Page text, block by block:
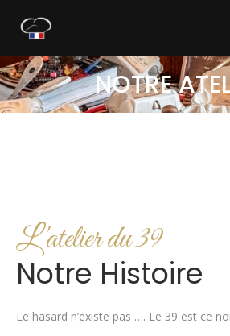
NOTRE
L'atelier du 39
Notre Histoire
Le hasard n’existe pas …. Le 39 est ce